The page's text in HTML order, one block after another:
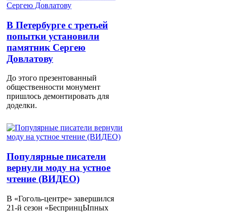
В Петербурге с третьей
попытки установили
памятник Сергею
Довлатову
До этого презентованный
общественности монумент
пришлось демонтировать для
доделки.
Популярные писатели
вернули моду на устное
чтение (ВИДЕО)
В «Гоголь-центре» завершился
21-й сезон «БеспринцЫпных